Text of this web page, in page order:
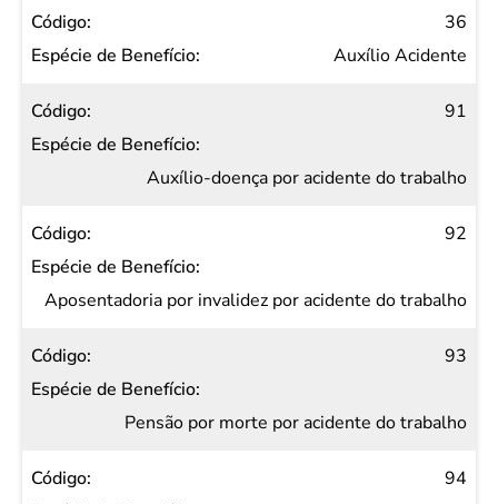
36
Auxílio Acidente
91
Auxílio-doença por acidente do trabalho
92
Aposentadoria por invalidez por acidente do trabalho
93
Pensão por morte por acidente do trabalho
94